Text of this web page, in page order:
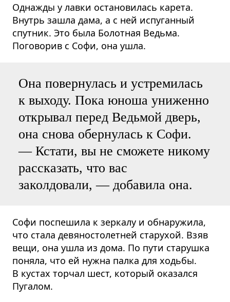
Однажды у лавки остановилась карета.
Внутрь зашла дама, а с ней испуганный
спутник. Это была Болотная Ведьма.
Поговорив с Софи, она ушла.
Она повернулась и устремилась
к выходу. Пока юноша униженно
открывал перед Ведьмой дверь,
она снова обернулась к Софи.
— Кстати, вы не сможете никому
рассказать, что вас
заколдовали, — добавила она.
Софи поспешила к зеркалу и обнаружила,
что стала девяностолетней старухой. Взяв
вещи, она ушла из дома. По пути старушка
поняла, что ей нужна палка для ходьбы.
В кустах торчал шест, который оказался
Пугалом.